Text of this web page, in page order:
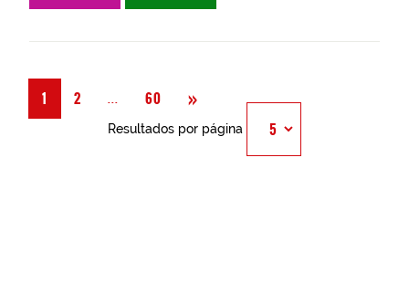
1 2 Página
... 60 » Siguiente
Resultados por página